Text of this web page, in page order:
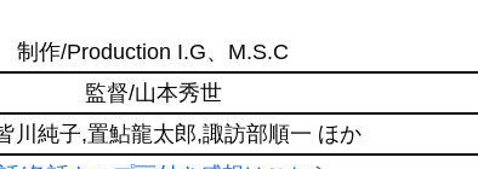
制作/Production I.G、M.S.C
監督/山本秀世
川純子,置鮎龍太郎,諏訪部順一 ほか